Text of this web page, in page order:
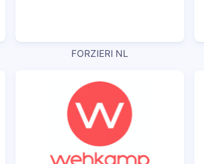
FORZIERI NL